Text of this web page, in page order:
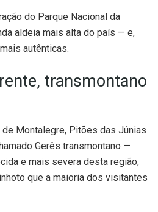
do Parque Nacional da
aldeia mais alta do país — e,
autênticas.
transmontano
Montalegre, Pitões das Júnias
Gerês transmontano —
e mais severa desta região,
que a maioria dos visitantes